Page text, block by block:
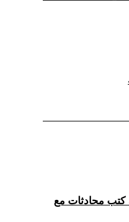
كتب محادثات مع